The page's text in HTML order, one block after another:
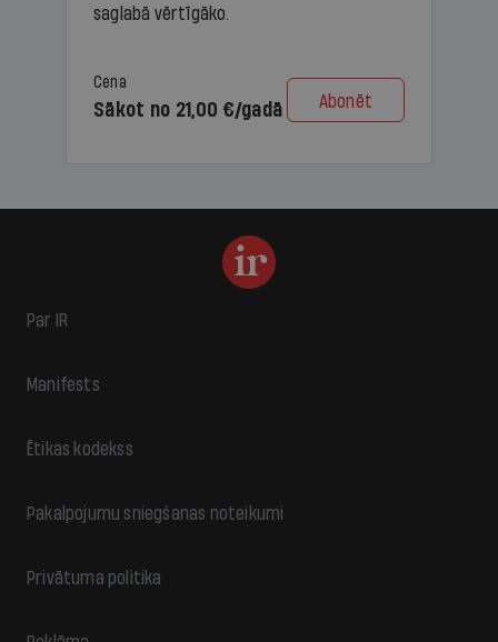
saglabā vērtīgāko.
Cena
Sākot no 21,00 €/gadā Abonēt
Par IR
Manifests
Ētikas kodekss
Pakalpojumu sniegšanas noteikumi
Privātuma politika